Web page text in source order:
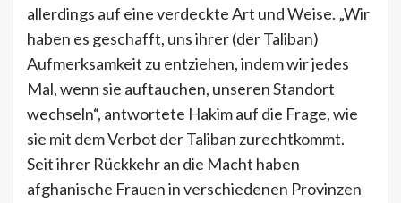
allerdings auf eine verdeckte Art und Weise. „Wir
haben es geschafft, uns ihrer (der Taliban)
Aufmerksamkeit zu entziehen, indem wir jedes
Mal, wenn sie auftauchen, unseren Standort
wechseln“, antwortete Hakim auf die Frage, wie
sie mit dem Verbot der Taliban zurechtkommt.
Seit ihrer Rückkehr an die Macht haben
afghanische Frauen in verschiedenen Provinzen